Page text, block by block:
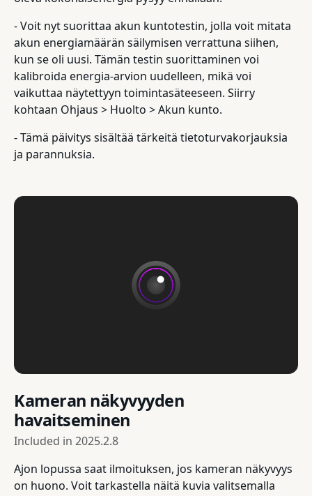
- Voit nyt suorittaa akun kuntotestin, jolla voit mitata
akun energiamäärän säilymisen verrattuna siihen,
kun se oli uusi. Tämän testin suorittaminen voi
kalibroida energia-arvion uudelleen, mikä voi
vaikuttaa näytettyyn toimintasäteeseen. Siirry
kohtaan Ohjaus > Huolto > Akun kunto.
- Tämä päivitys sisältää tärkeitä tietoturvakorjauksia
ja parannuksia.
Kameran näkyvyyden
havaitseminen
Included in 2025.2.8
Ajon lopussa saat ilmoituksen, jos kameran näkyvyys
on huono. Voit tarkastella näitä kuvia valitsemalla